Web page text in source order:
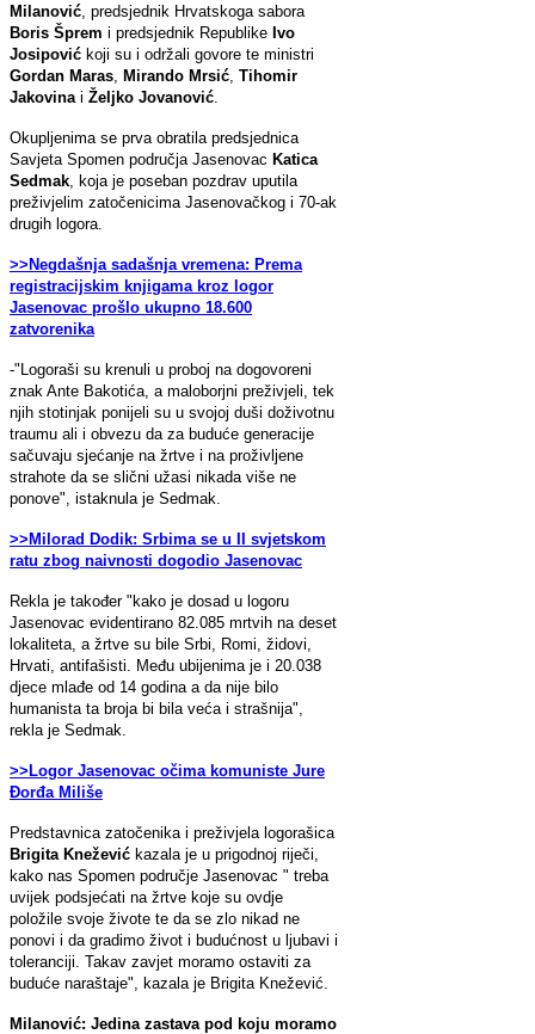
Milanović , predsjednik Hrvatskoga sabora
Boris Šprem i predsjednik Republike Ivo
Josipović koji su i održali govore te ministri
Gordan Maras Mirando Mrsić Tihomir
Jakovina i Željko Jovanović
Okupljenima se prva obratila predsjednica
Savjeta Spomen područja Jasenovac Katica
Sedmak , koja je poseban pozdrav uputila
preživjelim zatočenicima Jasenovačkog i 70-ak
drugih logora.
>>Negdašnja sadašnja vremena: Prema
registracijskim knjigama kroz logor
Jasenovac prošlo ukupno 18.600
zatvorenika
-"Logoraši su krenuli u proboj na dogovoreni
znak Ante Bakotića, a maloborjni preživjeli, tek
njih stotinjak ponijeli su u svojoj duši doživotnu
traumu ali i obvezu da za buduće generacije
sačuvaju sjećanje na žrtve i na proživljene
strahote da se slični užasi nikada više ne
ponove", istaknula je Sedmak.
>>Milorad Dodik: Srbima se u II svjetskom
ratu zbog naivnosti dogodio Jasenovac
Rekla je također "kako je dosad u logoru
Jasenovac evidentirano 82.085 mrtvih na deset
lokaliteta, a žrtve su bile Srbi, Romi, židovi,
Hrvati, antifašisti. Među ubijenima je i 20.038
djece mlađe od 14 godina a da nije bilo
humanista ta broja bi bila veća i strašnija",
rekla je Sedmak.
>>Logor Jasenovac očima komuniste Jure
Đorđa Miliše
Predstavnica zatočenika i preživjela logorašica
Brigita Knežević kazala je u prigodnoj riječi,
kako nas Spomen područje Jasenovac " treba
uvijek podsjećati na žrtve koje su ovdje
položile svoje živote te da se zlo nikad ne
ponovi i da gradimo život i budućnost u ljubavi i
toleranciji. Takav zavjet moramo ostaviti za
buduće naraštaje", kazala je Brigita Knežević.
Milanović: Jedina zastava pod koju moramo